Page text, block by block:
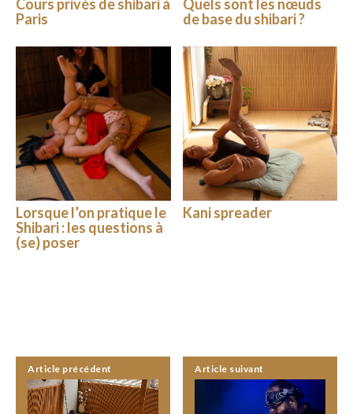
Cours privés de shibari à
Paris
Quels sont les nœuds
de base du shibari ?
Lorsque l’on pratique le
Shibari : les questions à
(se) poser
Kani spreader
Article précédent Article suivant